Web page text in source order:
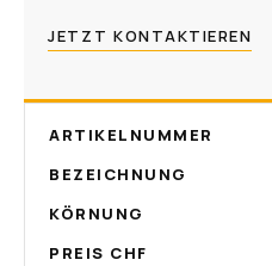
JETZT KONTAKTIEREN
ARTIKELNUMMER
BEZEICHNUNG
KÖRNUNG
PREIS CHF